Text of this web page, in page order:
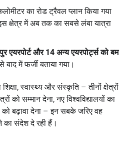
का रोड ट्रैवल प्लान किया गया
क्षेत्र में अब तक का सबसे लंबा यात्रा
एयरपोर्ट और 14 अन्य एयरपोर्ट्स को बम
बाद में फर्जी बताया गया।
शिक्षा, स्वास्थ्य और संस्कृति – तीनों क्षेत्रों
को सम्मान देना, नए विश्वविद्यालयों का
बढ़ावा देना – इन सबके जरिए वह
का संदेश दे रही हैं।